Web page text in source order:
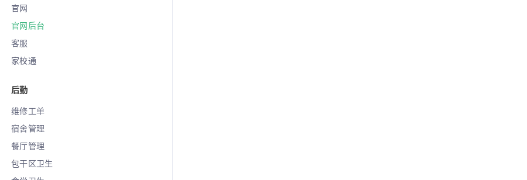
官网
官网后台
客服
家校通
后勤
维修工单
宿舍管理
餐厅管理
包干区卫生